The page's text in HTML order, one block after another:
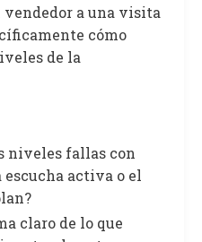
vendedor a una visita
cómo
de la
niveles fallas con
activa o el
claro de lo que